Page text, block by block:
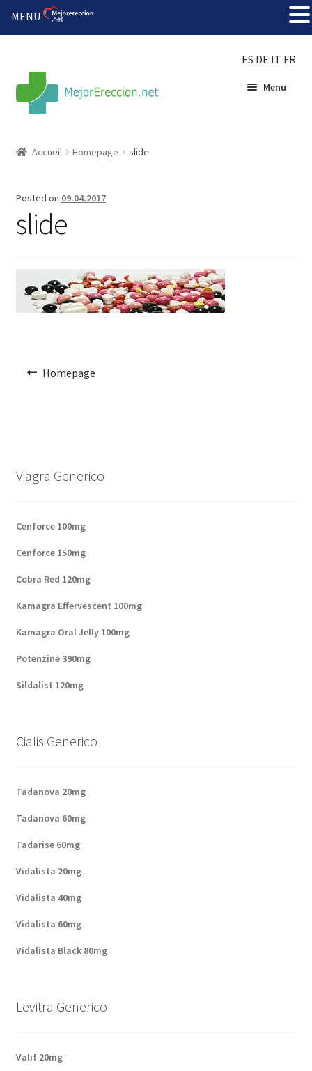
ES DE IT FR
Menu
Organiser une fête
Súper amantes
Voyage romantique.
Blogue
Blog
Conditions
Modes de paiement
Mon compte
Politique de confidentialité
A propos de nous
Accueil Homepage slide
Posted on 09.04.2017
slide
Homepage
Viagra Generico
Cenforce 100mg
Cenforce 150mg
Cobra Red 120mg
Kamagra Effervescent 100mg
Kamagra Oral Jelly 100mg
Potenzine 390mg
Sildalist 120mg
Cialis Generico
Tadanova 20mg
Tadanova 60mg
Tadarise 60mg
Vidalista 20mg
Vidalista 40mg
Vidalista 60mg
Vidalista Black 80mg
Levitra Generico
Valif 20mg
MENU